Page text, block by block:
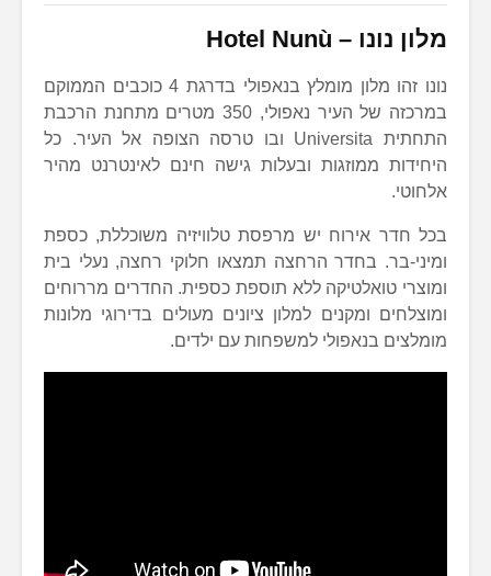
מלון נונו – Hotel Nunù
נונו זהו מלון מומלץ בנאפולי בדרגת 4 כוכבים הממוקם
במרכזה של העיר נאפולי, 350 מטרים מתחנת הרכבת
התחתית Universita ובו טרסה הצופה אל העיר. כל
היחידות ממוזגות ובעלות גישה חינם לאינטרנט מהיר
אלחוטי.
בכל חדר אירוח יש מרפסת טלוויזיה משוכללת, כספת
ומיני-בר. בחדר הרחצה תמצאו חלוקי רחצה, נעלי בית
ומוצרי טואלטיקה ללא תוספת כספית. החדרים מררוחים
ומוצלחים ומקנים למלון ציונים מעולים בדירוגי מלונות
מומלצים בנאפולי למשפחות עם ילדים.